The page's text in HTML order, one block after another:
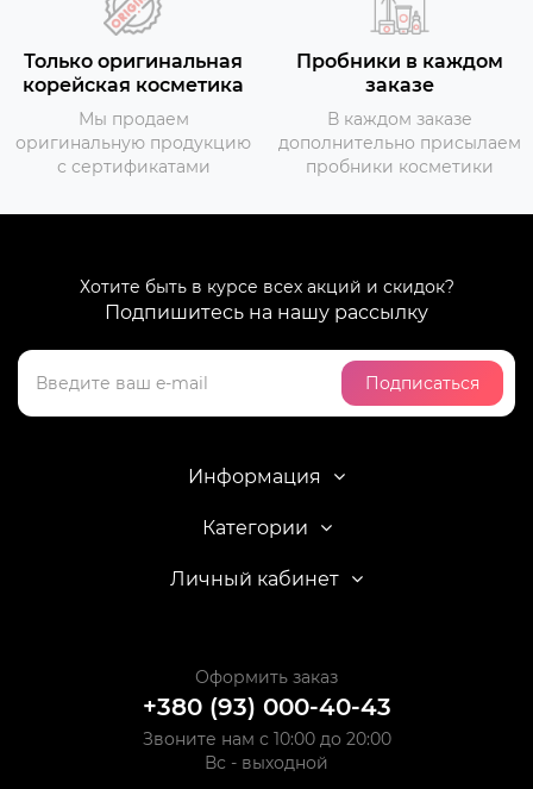
Только оригинальная
корейская косметика
Мы продаем
оригинальную продукцию
с сертификатами
Пробники в каждом
заказе
В каждом заказе
дополнительно присылаем
пробники косметики
Хотите быть в курсе всех акций и скидок?
Подпишитесь на нашу рассылку
Подписаться
Информация
Категории
Личный кабинет
Оформить заказ
+380 (93) 000-40-43
Звоните нам с 10:00 до 20:00
Вс - выходной